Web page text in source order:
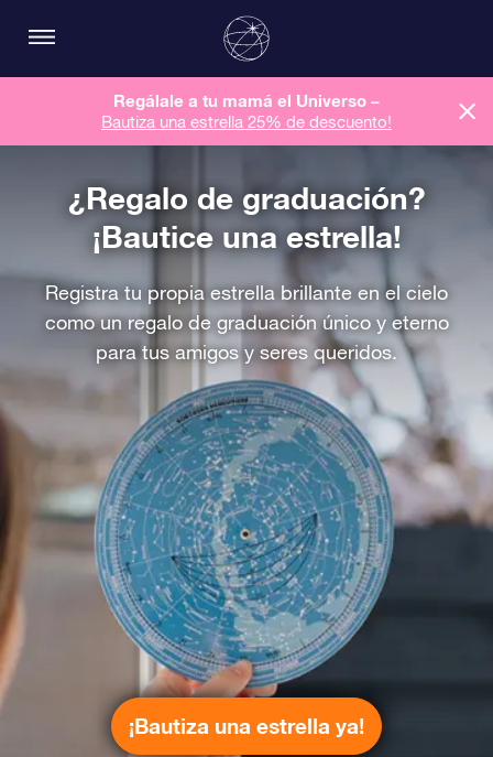
Regálale a tu mamá el Universo –
Bautiza una estrella 25% de descuento!
¿Regalo de graduación?
¡Bautice una estrella!
Registra tu propia estrella brillante en el cielo
como un regalo de graduación único y eterno
para tus amigos y seres queridos.
¡Bautiza una estrella ya!